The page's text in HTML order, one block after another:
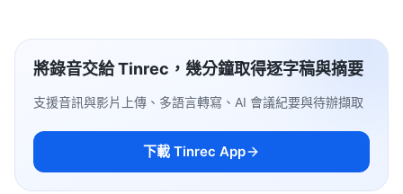
將錄音交給 Tinrec，幾分鐘取得逐字稿與摘要
支援音訊與影片上傳、多語言轉寫、AI 會議紀要與待辦擷取
下載 Tinrec App